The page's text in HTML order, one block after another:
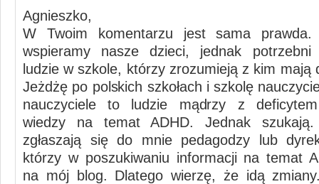
Agnieszko,
W Twoim komentarzu jest sama
wspieramy nasze dzieci, jednak potrzebni
ludzie w szkole, którzy zrozumieją z kim mają
Jeżdżę po polskich szkołach i szkolę
nauczyciele to ludzie mądrzy z deficytem
wiedzy na temat ADHD. Jednak szukają.
zgłaszają się do mnie pedagodzy lub
którzy w poszukiwaniu informacji na temat
na mój blog. Dlatego wierzę, że idą